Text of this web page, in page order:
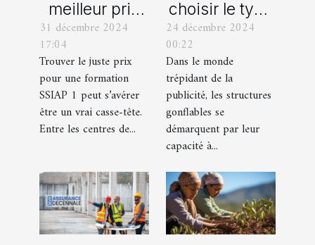
meilleur prix
pour une
formation
SSIAP 1 ?
31 décembre 2024
17:04
Trouver le juste prix
pour une formation
SSIAP 1 peut s’avérer
être un vrai casse-tête.
Entre les centres de...
choisir le type
de structure
gonflable pour
votre
campagne
publicitaire
24 décembre 2024
00:22
Dans le monde
trépidant de la
publicité, les structures
gonflables se
démarquent par leur
capacité à...